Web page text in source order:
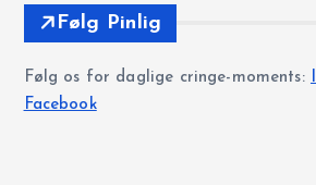
Følg Pinlig
Følg os for daglige cringe-moments:
Facebook